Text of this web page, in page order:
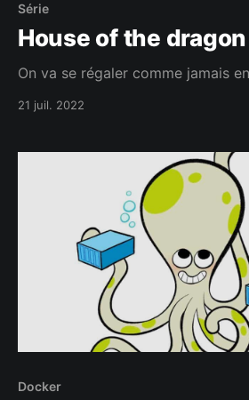
Série
House of the
On va se régaler comme jamais
21 juil. 2022
Docker